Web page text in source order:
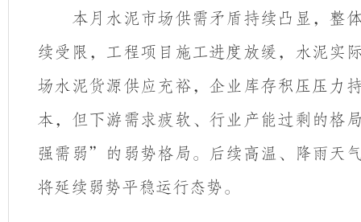
本月水泥市场供需矛盾持续凸显，整
续受限，工程项目施工进度放缓，水泥实
场水泥货源供应充裕，企业库存积压压力
本，但下游需求疲软、行业产能过剩的格
强需弱”的弱势格局。后续高温、降雨天
将延续弱势平稳运行态势。